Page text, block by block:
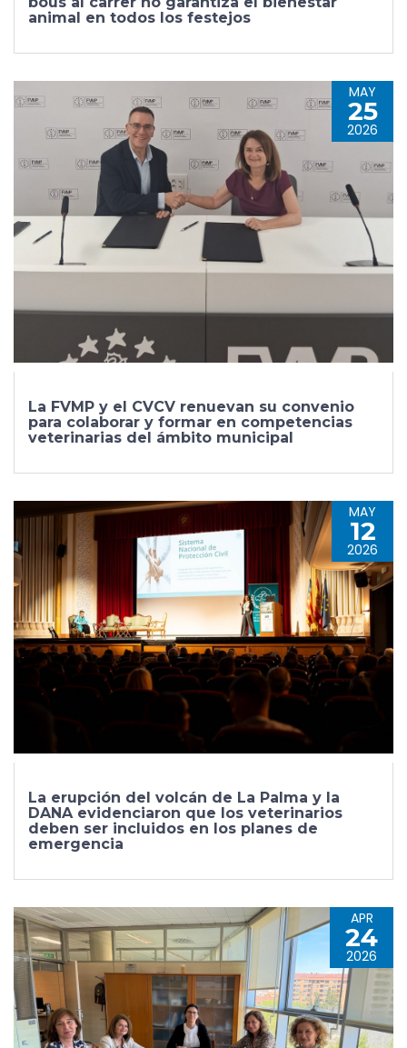
animal en todos los festejos
MAY
25
2026
La FVMP y el CVCV renuevan su convenio
para colaborar y formar en competencias
veterinarias del ámbito municipal
MAY
12
2026
La erupción del volcán de La Palma y la
DANA evidenciaron que los veterinarios
deben ser incluidos en los planes de
emergencia
APR
24
2026